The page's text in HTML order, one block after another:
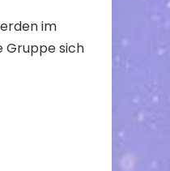
im
Gruppe sich